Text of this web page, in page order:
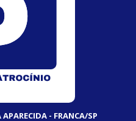
- FRANCA/SP